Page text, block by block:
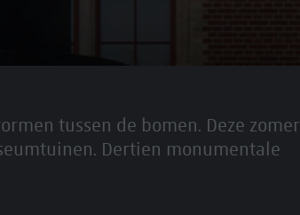
tussen de bomen. Deze zomer
Dertien monumentale